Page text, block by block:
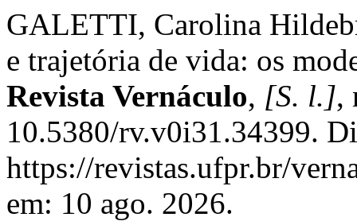
GALETTI, Carolina
e trajetória de vida: os
Revista Vernáculo, [S. l.],
10.5380/rv.v0i31.34399.
https://revistas.ufpr.br/
em: 10 ago. 2026.